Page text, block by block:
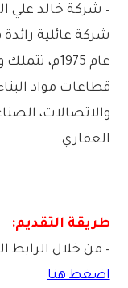
– شركة خالد علي
شركة عائلية رائدة
عام
قطاعات مواد
والاتصالات،
العقاري.
طريقة التقديم:
– من خلال الرابط
اضغط هنا